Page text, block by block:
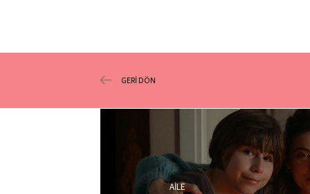
GERİ DÖN
AİLE